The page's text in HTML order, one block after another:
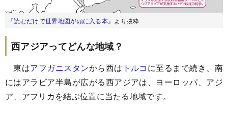
『読むだけで世界地図が頭に入る本』 より抜粋
西アジアってどんな地域？
東はアフガニスタンから西は トルコ に至るまで続き、南
にはアラビア半島が広がる西アジアは、ヨーロッパ、アジ
ア、アフリカを結ぶ位置に当たる地域です。